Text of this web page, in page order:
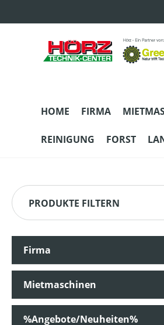
HOME FIRMA
REINIGUNG FORST
PRODUKTE FILTERN
HERSTELLER
Firma
Mietmaschinen
%Angebote/Neuheiten%